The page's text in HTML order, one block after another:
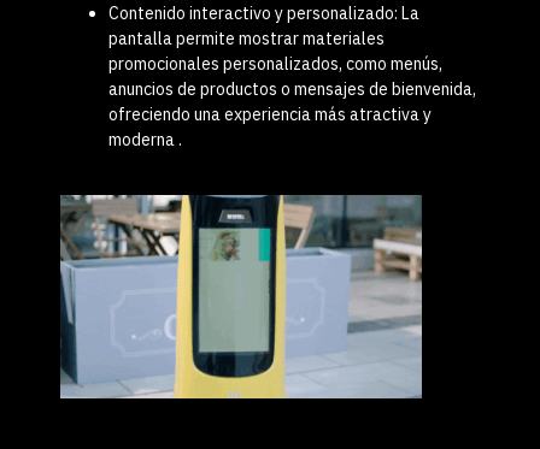
Contenido interactivo y personalizado: La
pantalla permite mostrar materiales
promocionales personalizados, como menús,
anuncios de productos o mensajes de bienvenida,
ofreciendo una experiencia más atractiva y
moderna.